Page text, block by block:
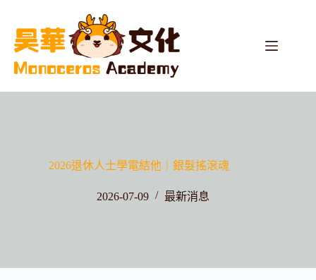
2026退休人士學電結他｜銀髮搖滾魂
2026-07-09 最新消息